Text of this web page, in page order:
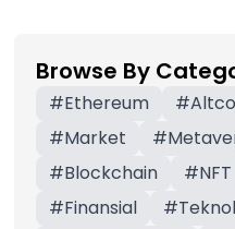
Browse By
#Ethereum #
#Market #
#Blockchain #NFT
#Finansial #